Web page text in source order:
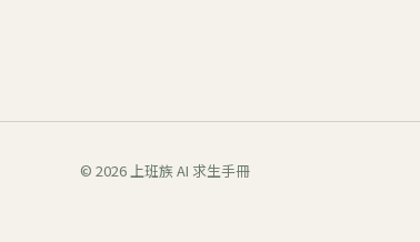
© 2026 上班族 AI 求生手冊